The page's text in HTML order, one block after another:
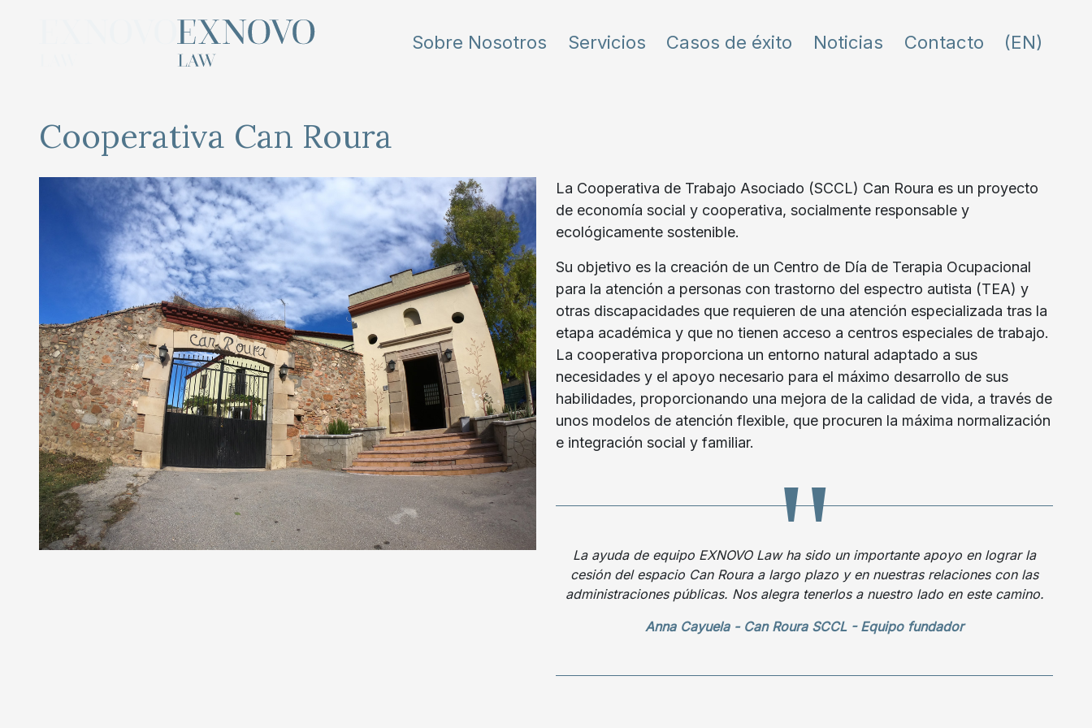
Sobre Nosotros Servicios Casos de éxito Noticias Contacto (EN)
Cooperativa Can Roura
La Cooperativa de Trabajo Asociado (SCCL) Can Roura es un proyecto
de economía social y cooperativa, socialmente responsable y
ecológicamente sostenible.
Su objetivo es la creación de un Centro de Día de Terapia Ocupacional
para la atención a personas con trastorno del espectro autista (TEA) y
otras discapacidades que requieren de una atención especializada tras la
etapa académica y que no tienen acceso a centros especiales de trabajo.
La cooperativa proporciona un entorno natural adaptado a sus
necesidades y el apoyo necesario para el máximo desarrollo de sus
habilidades, proporcionando una mejora de la calidad de vida, a través de
unos modelos de atención flexible, que procuren la máxima normalización
e integración social y familiar.
La ayuda de equipo EXNOVO Law ha sido un importante apoyo en lograr la
cesión del espacio Can Roura a largo plazo y en nuestras relaciones con las
administraciones públicas. Nos alegra tenerlos a nuestro lado en este camino.
Anna Cayuela - Can Roura SCCL - Equipo fundador